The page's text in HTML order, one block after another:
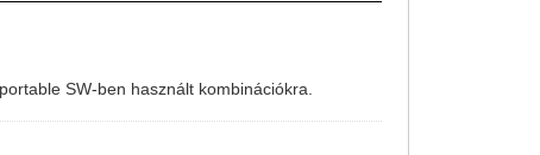
SW-ben használt kombinációkra.